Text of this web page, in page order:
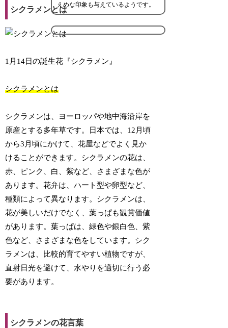
えめな印象も与えているようです。
シクラメンとは
1月14日の誕生花『シクラメン』
シクラメンとは
シクラメンは、ヨーロッパや地中海沿岸を
原産とする多年草です。日本では、12月頃
から3月頃にかけて、花屋などでよく見か
けることができます。シクラメンの花は、
赤、ピンク、白、紫など、さまざまな色が
あります。花弁は、ハート型や卵型など、
種類によって異なります。シクラメンは、
花が美しいだけでなく、葉っぱも観賞価値
があります。葉っぱは、緑色や銀白色、紫
色など、さまざまな色をしています。シク
ラメンは、比較的育てやすい植物ですが、
直射日光を避けて、水やりを適切に行う必
要があります。
シクラメンの花言葉